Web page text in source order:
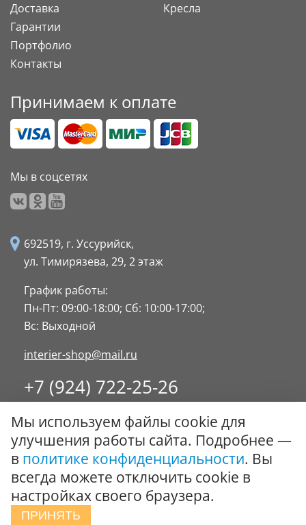
Доставка
Гарантии
Портфолио
Контакты
Кресла
Принимаем к оплате
Мы в соцсетях
692519, г. Уссурийск,
ул. Тимирязева, 29, 2 этаж
График работы:
Пн-Пт: 09:00-18:00; Сб: 10:00-17:00;
Вс: Выходной
interier-shop@mail.ru
+7 (924) 722-25-26
8 (4234) 32-17-89
Заказать обратный звонок
© ООО "Стиль-Интерьер" 1996 - 2026. Все права
защищены.
Политика обработки персональных данных
Сообщить об ошибке
Мы используем файлы cookie для
улучшения работы сайта. Подробнее —
в политике конфиденциальности. Вы
всегда можете отключить cookie в
настройках своего браузера.
ПРИНЯТЬ